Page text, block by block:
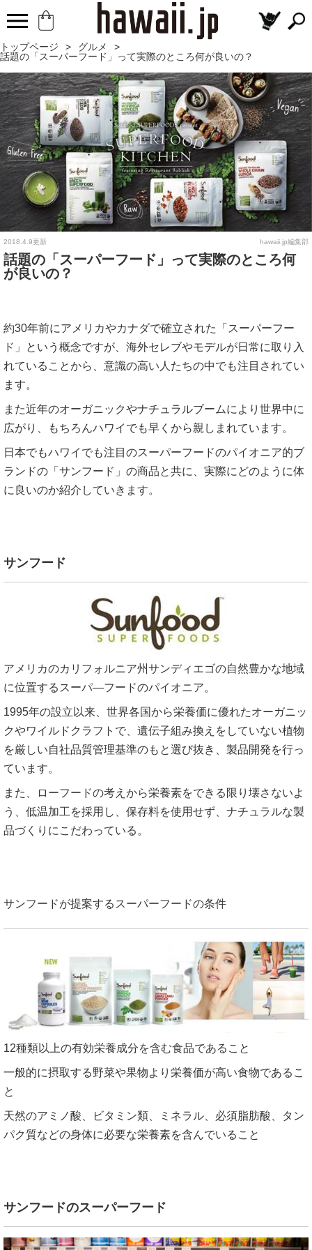
トップページ > グルメ
>
話題の「スーパーフード」って実際のところ何が良いの？
2018.4.9更新 hawaii.jp編集部
話題の「スーパーフード」って実際のところ何
が良いの？
約30年前にアメリカやカナダで確立された「スーパーフー
ド」という概念ですが、海外セレブやモデルが日常に取り入
れていることから、意識の高い人たちの中でも注目されてい
ます。
また近年のオーガニックやナチュラルブームにより世界中に
広がり、もちろんハワイでも早くから親しまれています。
日本でもハワイでも注目のスーパーフードのパイオニア的ブ
ランドの「サンフード」の商品と共に、実際にどのように体
に良いのか紹介していきます。
サンフード
アメリカのカリフォルニア州サンディエゴの自然豊かな地域
に位置するスーパ―フードのパイオニア。
1995年の設立以来、世界各国から栄養価に優れたオーガニッ
クやワイルドクラフトで、遺伝子組み換えをしていない植物
を厳しい自社品質管理基準のもと選び抜き、製品開発を行っ
ています。
また、ローフードの考えから栄養素をできる限り壊さないよ
う、低温加工を採用し、保存料を使用せず、ナチュラルな製
品づくりにこだわっている。
サンフードが提案するスーパーフードの条件
12種類以上の有効栄養成分を含む食品であること
一般的に摂取する野菜や果物より栄養価が高い食物であるこ
と
天然のアミノ酸、ビタミン類、ミネラル、必須脂肪酸、タン
パク質などの身体に必要な栄養素を含んでいること
サンフードのスーパーフード